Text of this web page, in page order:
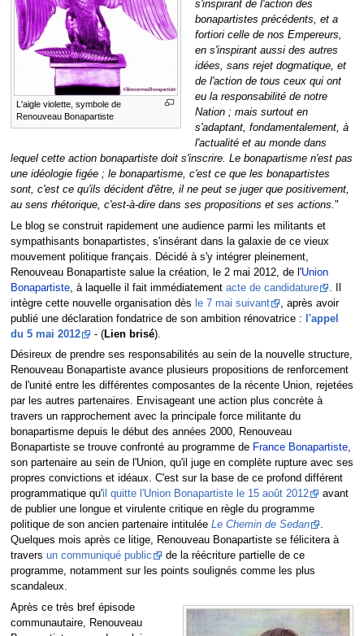
L'aigle violette, symbole de
Renouveau Bonapartiste
s'inspirant de l'action des
bonapartistes précédents, et a
fortiori celle de nos Empereurs,
en s'inspirant aussi des autres
idées, sans rejet dogmatique, et
de l'action de tous ceux qui ont
eu la responsabilité de notre
Nation ; mais surtout en
s'adaptant, fondamentalement, à
l'actualité et au monde dans
lequel cette action bonapartiste doit s'inscrire. Le bonapartisme n'est pas
une idéologie figée ; le bonapartisme, c'est ce que les bonapartistes
sont, c'est ce qu'ils décident d'être, il ne peut se juger que positivement,
au sens rhétorique, c'est-à-dire dans ses propositions et ses actions."
Le blog se construit rapidement une audience parmi les militants et
sympathisants bonapartistes, s'insérant dans la galaxie de ce vieux
mouvement politique français. Décidé à s'y intégrer pleinement,
Renouveau Bonapartiste salue la création, le 2 mai 2012, de l'Union
Bonapartiste, à laquelle il fait immédiatement acte de candidature
. Il
intègre cette nouvelle organisation dès le 7 mai suivant
, après avoir
publié une déclaration fondatrice de son ambition rénovatrice :
l'appel
du 5 mai 2012
- (Lien brisé).
Désireux de prendre ses responsabilités au sein de la nouvelle structure,
Renouveau Bonapartiste avance plusieurs propositions de renforcement
de l'unité entre les différentes composantes de la récente Union, rejetées
par les autres partenaires. Envisageant une action plus concrète à
travers un rapprochement avec la principale force militante du
bonapartisme depuis le début des années 2000, Renouveau
Bonapartiste se trouve confronté au programme de France Bonapartiste,
son partenaire au sein de l'Union, qu'il juge en complète rupture avec ses
propres convictions et idéaux. C'est sur la base de ce profond différent
programmatique qu'il quitte l'Union Bonapartiste le 15 août 2012
avant
de publier une longue et virulente critique en règle du programme
politique de son ancien partenaire intitulée Le Chemin de Sedan
.
Quelques mois après ce litige, Renouveau Bonapartiste se félicitera à
travers un communiqué public
de la réécriture partielle de ce
programme, notamment sur les points soulignés comme les plus
scandaleux.
Après ce très bref épisode
communautaire, Renouveau